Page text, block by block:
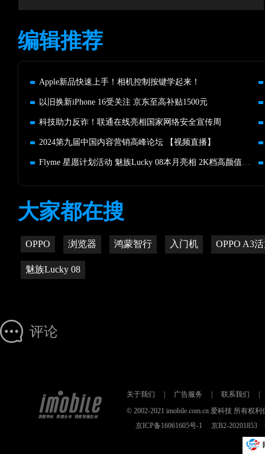
编辑推荐
Apple新品快速上手！相机控制按键学起来！
以旧换新iPhone 16受关注 京东至高补贴1500元
科技助力反诈！联通在线亮相国家网络安全宣传周
2024第九届中国内容营销高峰论坛 【视频直播】
Flyme 星愿计划活动 魅族Lucky 08本月亮相 2K档高颜值超实用
大家都在搜
OPPO 浏览器 鸿蒙智行 入门机 OPPO A3
魅族Lucky 08
评论
关于我们 广告服务 联系我们
© 2002-2021 imobile.com.cn 爱科技 所有权
京ICP备16061605号-1
京B2-20201853